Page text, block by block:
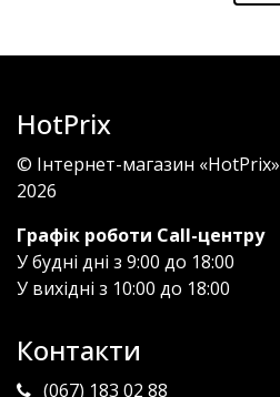
HotPrix
© Інтернет-магазин «HotPrix»
2026
Графік роботи Call-центру
У будні дні з 9:00 до 18:00
У вихідні з 10:00 до 18:00
Контакти
(067) 183 02 88